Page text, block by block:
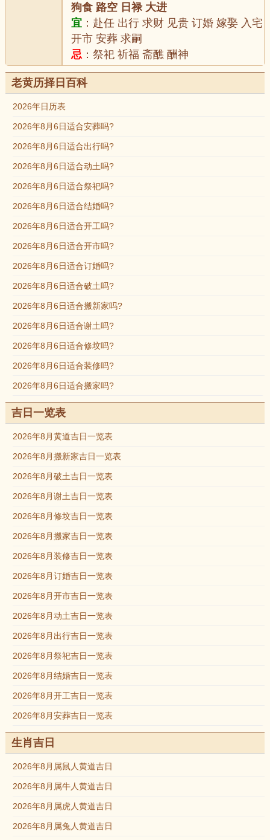
狗食 路空 日禄 大进
宜 ：赴任 出行 求财 见贵 订婚 嫁娶 入宅
开市 安葬 求嗣
忌 ：祭祀 祈福 斋醮 酬神
老黄历择日百科
2026年日历表
2026年8月6日适合安葬吗?
2026年8月6日适合出行吗?
2026年8月6日适合动土吗?
2026年8月6日适合祭祀吗?
2026年8月6日适合结婚吗?
2026年8月6日适合开工吗?
2026年8月6日适合开市吗?
2026年8月6日适合订婚吗?
2026年8月6日适合破土吗?
2026年8月6日适合搬新家吗?
2026年8月6日适合谢土吗?
2026年8月6日适合修坟吗?
2026年8月6日适合装修吗?
2026年8月6日适合搬家吗?
吉日一览表
2026年8月黄道吉日一览表
2026年8月搬新家吉日一览表
2026年8月破土吉日一览表
2026年8月谢土吉日一览表
2026年8月修坟吉日一览表
2026年8月搬家吉日一览表
2026年8月装修吉日一览表
2026年8月订婚吉日一览表
2026年8月开市吉日一览表
2026年8月动土吉日一览表
2026年8月出行吉日一览表
2026年8月祭祀吉日一览表
2026年8月结婚吉日一览表
2026年8月开工吉日一览表
2026年8月安葬吉日一览表
生肖吉日
2026年8月属鼠人黄道吉日
2026年8月属牛人黄道吉日
2026年8月属虎人黄道吉日
2026年8月属兔人黄道吉日